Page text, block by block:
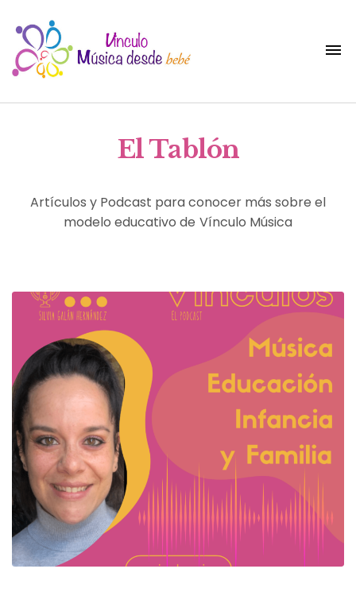
El Tablón
Artículos y Podcast para conocer más sobre el
modelo educativo de Vínculo Música